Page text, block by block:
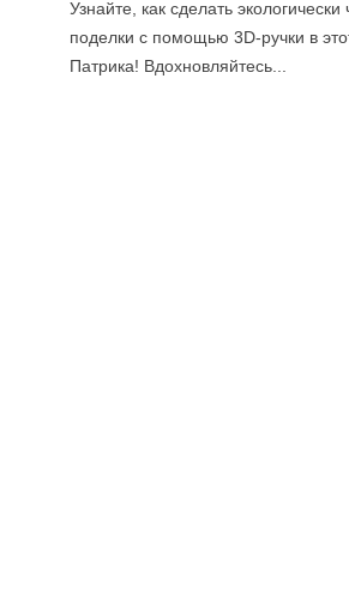
Узнайте, как сделать экологически
поделки с помощью 3D-ручки в
Патрика! Вдохновляйтесь...